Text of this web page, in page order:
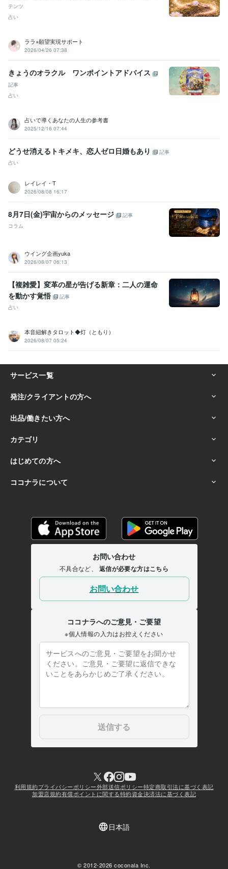
テンツ
占い
ララ⭐︎願望実現サポート
2026/04/26 07:38
きょうのオラクル ワンポイントアドバイス
記事
占い
占いで導くあなたの人生の参考書
2025/12/16 07:44
どうせ消えるトキメキ、恋人ゼロ日婚もあり
記事
占い
レイレイ・T
2026/08/08 16:17
8月7日(金)宇宙からのメッセージ
記事
コラム
ウイング企画yuka
2026/08/07 06:13
【複雑愛】変革の星が告げる新章：二人の運命
を動かす覚悟
記事
占い
本音紐解きタロット◆灯（ともり）
2026/08/07 05:24